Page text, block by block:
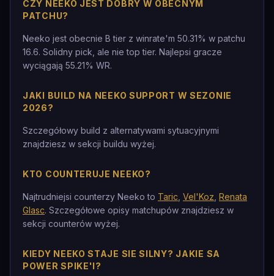
CZY NEEKO JEST DOBRY W OBECNYM
PATCHU?
Neeko jest obecnie B tier z winrate'm 50.31% w patchu
16.6. Solidny pick, ale nie top tier. Najlepsi gracze
wyciągają 55.21% WR.
JAKI BUILD NA NEEKO SUPPORT W SEZONIE
2026?
Szczegółowy build z alternatywami sytuacyjnymi
znajdziesz w sekcji buildu wyżej.
KTO COUNTERUJE NEEKO?
Najtrudniejsi counterzy Neeko to Taric Vel'Koz Renata
Glasc. Szczegółowe opisy matchupów znajdziesz w
sekcji counterów wyżej.
KIEDY NEEKO STAJE SIE SILNY? JAKIE SA
POWER SPIKE'I?